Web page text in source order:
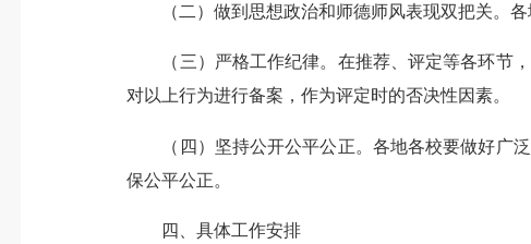
（二）做到思想政治和师德师风表现双把关。各
（三）严格工作纪律。在推荐、评定等各环节，
对以上行为进行备案，作为评定时的否决性因素。
（四）坚持公开公平公正。各地各校要做好广泛
保公平公正。
四、具体工作安排